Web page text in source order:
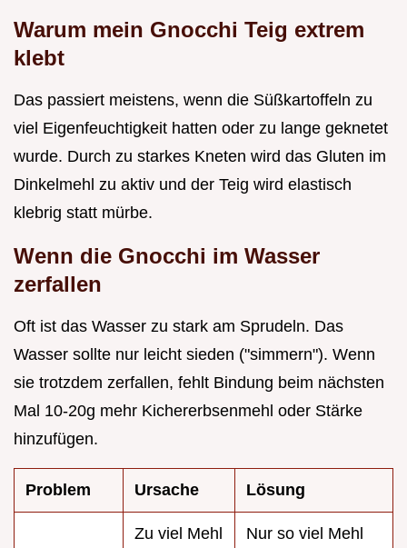
Warum mein Gnocchi Teig extrem
klebt
Das passiert meistens, wenn die Süßkartoffeln zu
viel Eigenfeuchtigkeit hatten oder zu lange geknetet
wurde. Durch zu starkes Kneten wird das Gluten im
Dinkelmehl zu aktiv und der Teig wird elastisch
klebrig statt mürbe.
Wenn die Gnocchi im Wasser
zerfallen
Oft ist das Wasser zu stark am Sprudeln. Das
Wasser sollte nur leicht sieden ("simmern"). Wenn
sie trotzdem zerfallen, fehlt Bindung beim nächsten
Mal 10-20g mehr Kichererbsenmehl oder Stärke
hinzufügen.
Problem Ursache Lösung
Zu viel Mehl
Nur so viel Mehl